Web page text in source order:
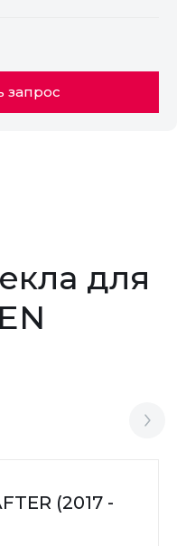
запрос
для
(2017 -